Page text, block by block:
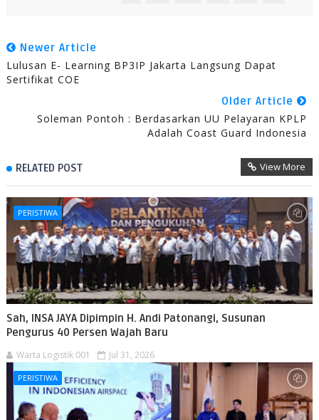
Newer Article
Lulusan E- Learning BP3IP Jakarta Langsung Dapat
Sertifikat COE
Older Article
Soleman Pontoh : Berdasarkan UU Pelayaran KPLP
Adalah Coast Guard Indonesia
RELATED POST View More
PERISTIWA
Sah, INSA JAYA Dipimpin H. Andi Patonangi, Susunan
Pengurus 40 Persen Wajah Baru
Warta Logistik 001 Jul 31, 2026
PERISTIWA